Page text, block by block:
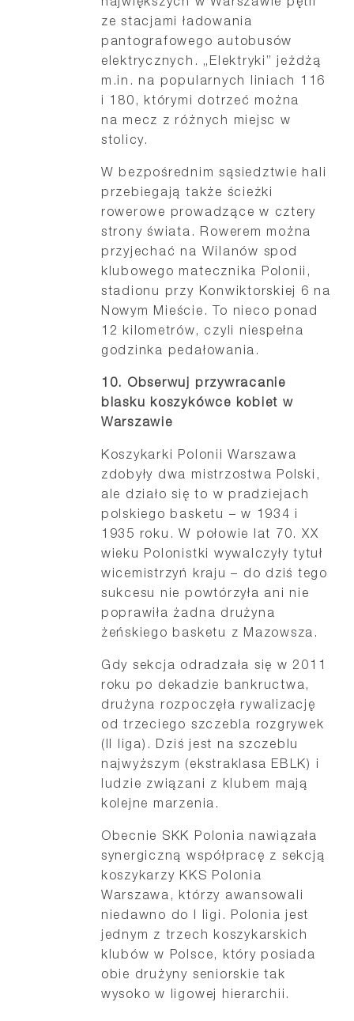
największych w Warszawie pętli
ze stacjami ładowania
pantografowego autobusów
elektrycznych. „Elektryki” jeżdżą
m.in. na popularnych liniach 116
i 180, którymi dotrzeć można
na mecz z różnych miejsc w
stolicy.
W bezpośrednim sąsiedztwie hali
przebiegają także ścieżki
rowerowe prowadzące w cztery
strony świata. Rowerem można
przyjechać na Wilanów spod
klubowego matecznika Polonii,
stadionu przy Konwiktorskiej 6 na
Nowym Mieście. To nieco ponad
12 kilometrów, czyli niespełna
godzinka pedałowania.
10. Obserwuj przywracanie
blasku koszykówce kobiet w
Warszawie
Koszykarki Polonii Warszawa
zdobyły dwa mistrzostwa Polski,
ale działo się to w pradziejach
polskiego basketu – w 1934 i
1935 roku. W połowie lat 70. XX
wieku Polonistki wywalczyły tytuł
wicemistrzyń kraju – do dziś tego
sukcesu nie powtórzyła ani nie
poprawiła żadna drużyna
żeńskiego basketu z Mazowsza.
Gdy sekcja odradzała się w 2011
roku po dekadzie bankructwa,
drużyna rozpoczęła rywalizację
od trzeciego szczebla rozgrywek
(II liga). Dziś jest na szczeblu
najwyższym (ekstraklasa EBLK) i
ludzie związani z klubem mają
kolejne marzenia.
Obecnie SKK Polonia nawiązała
synergiczną współpracę z sekcją
koszykarzy KKS Polonia
Warszawa, którzy awansowali
niedawno do I ligi. Polonia jest
jednym z trzech koszykarskich
klubów w Polsce, który posiada
obie drużyny seniorskie tak
wysoko w ligowej hierarchii.